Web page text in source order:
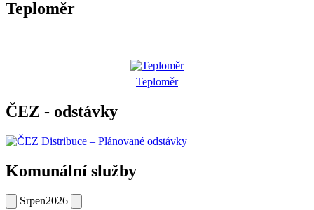
Teploměr
Teploměr
ČEZ - odstávky
Komunální služby
Srpen2026